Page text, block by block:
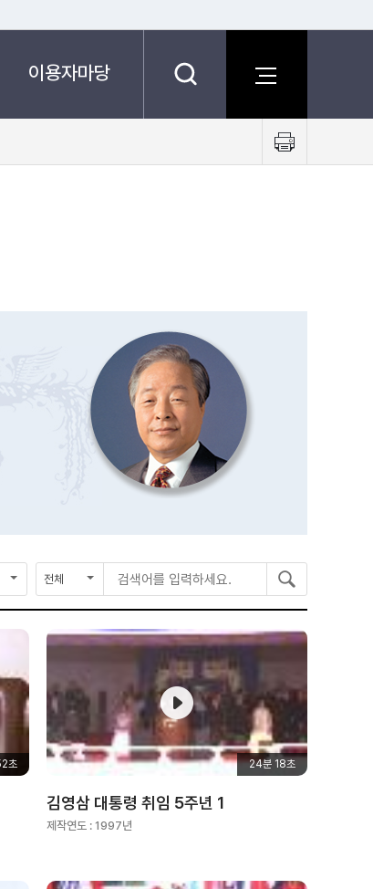
이용자마당
트
검
색
구
색
어
를
하
세
요
검
색
초 24분 18초
김영삼 대통령 취임 5주년 1
제작연도 : 1997년